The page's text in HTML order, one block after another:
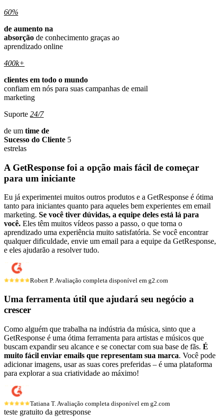
60%
de aumento na
absorção de conhecimento graças ao
aprendizado online
400k+
clientes em todo o mundo
confiam em nós para suas campanhas de email
marketing
Suporte 24/7
de um time de
Sucesso do Cliente 5
estrelas
A GetResponse foi a opção mais fácil de começar
para um iniciante
Eu já experimentei muitos outros produtos e a GetResponse é ótima
tanto para iniciantes quanto para aqueles bem experientes em email
marketing. Se você tiver dúvidas, a equipe deles está lá para
você. Eles têm muitos vídeos passo a passo, o que torna o
aprendizado uma experiência muito satisfatória. Se você encontrar
qualquer dificuldade, envie um email para a equipe da GetResponse,
e eles ajudarão a resolver tudo.
Robert P.Avaliação completa disponível em g2.com
Uma ferramenta útil que ajudará seu negócio a
crescer
Como alguém que trabalha na indústria da música, sinto que a
GetResponse é uma ótima ferramenta para artistas e músicos que
buscam expandir seu alcance e se conectar com sua base de fãs. É
muito fácil enviar emails que representam sua marca. Você pode
adicionar imagens, usar as suas cores preferidas – é uma plataforma
para explorar a sua criatividade ao máximo!
Tatiana T. Avaliação completa disponível em g2.com
teste gratuito da getresponse